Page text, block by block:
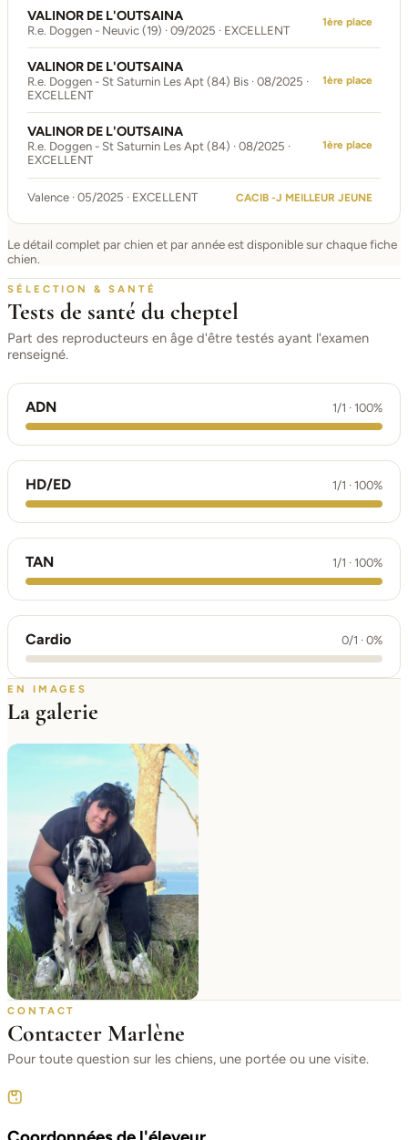
VALINOR DE L'OUTSAINA
R.e. Doggen - Neuvic (19) · 09/2025 · EXCELLENT
1ère place
VALINOR DE L'OUTSAINA
R.e. Doggen - St Saturnin Les Apt (84) Bis · 08/2025 ·
EXCELLENT
1ère place
VALINOR DE L'OUTSAINA
R.e. Doggen - St Saturnin Les Apt (84) · 08/2025 ·
EXCELLENT
1ère place
Valence · 05/2025 · EXCELLENT CACIB -J MEILLEUR JEUNE
Le détail complet par chien et par année est disponible sur chaque fiche
chien.
SÉLECTION & SANTÉ
Tests de santé du cheptel
Part des reproducteurs en âge d'être testés ayant l'examen
renseigné.
ADN 1/1 · 100%
HD/ED 1/1 · 100%
TAN 1/1 · 100%
Cardio 0/1 · 0%
EN IMAGES
La galerie
CONTACT
Contacter Marlène
Pour toute question sur les chiens, une portée ou une visite.